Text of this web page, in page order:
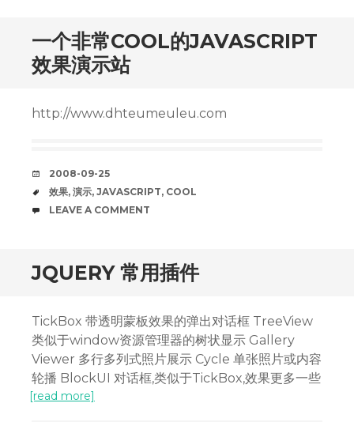
一个非常COOL的JAVASCRIPT
效果演示站
http://www.dhteumeuleu.com
DATE
2008-09-25
TAGS
效果, 演示, JAVASCRIPT, COOL
COMMENTS
LEAVE A COMMENT
JQUERY 常用插件
TickBox 带透明蒙板效果的弹出对话框 TreeView
类似于window资源管理器的树状显示 Gallery
Viewer 多行多列式照片展示 Cycle 单张照片或内容
轮播 BlockUI 对话框,类似于TickBox,效果更多一些
[read more]